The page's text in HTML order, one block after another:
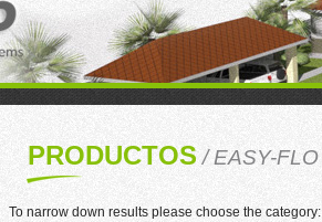
PRODUCTOS / EASY-FLO
To narrow down results please choose the category: